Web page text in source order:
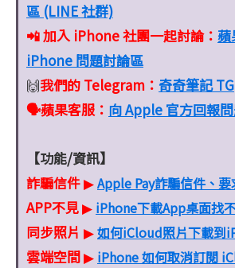
區 (LINE 社群)
📲 加入 iPhone 社團一起討論： 蘋
iPhone 問題討論區
🙌我們的 Telegram： 奇奇筆記 TG
🗣️蘋果客服： 向 Apple 官方回報
【功能/資訊】
詐騙信件▶Apple Pay詐騙信件、
APP不見▶ iPhone下載App桌面找
同步照片 ▶如何iCloud照片下載到
雲端空間▶ iPhone 如何取消訂閱